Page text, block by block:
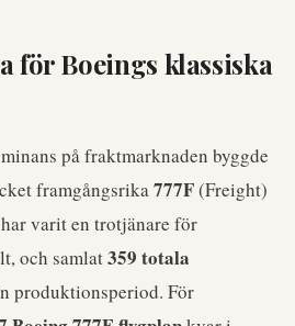
för Boeings klassiska
på fraktmarknaden byggde
framgångsrika777F(Freight)
varit en trotjänare för
och samlat359 totala
produktionsperiod. För